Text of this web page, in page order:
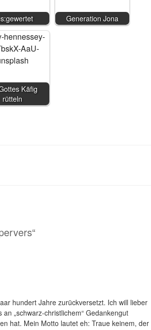
Generation Jona
Käfig
rütteln
hundert Jahre zurückversetzt. Ich will lieber
„schwarz-christlichem“ Gedankengut
hat. Mein Motto lautet eh: Traue keinem, der